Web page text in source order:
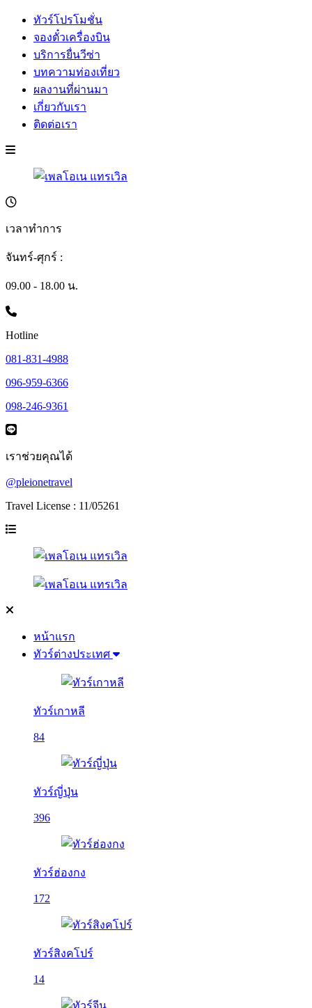
ทัวร์โปรโมชั่น
จองตั๋วเครื่องบิน
บริการยื่นวีซ่า
บทความท่องเที่ยว
ผลงานที่ผ่านมา
เกี่ยวกับเรา
ติดต่อเรา
เวลาทำการ
จันทร์-ศุกร์ :
09.00 - 18.00 น.
Hotline
081-831-4988
096-959-6366
098-246-9361
เราช่วยคุณได้
@pleionetravel
Travel License : 11/05261
หน้าแรก
ทัวร์ต่างประเทศ
ทัวร์เกาหลี
84
ทัวร์ญี่ปุ่น
396
ทัวร์ฮ่องกง
172
ทัวร์สิงคโปร์
14